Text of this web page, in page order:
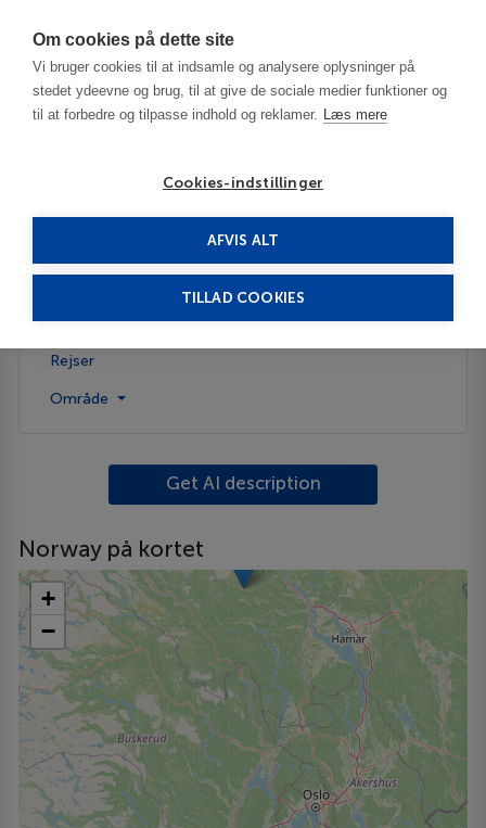
Om cookies på dette site
Vi bruger cookies til at indsamle og analysere oplysninger på
stedet ydeevne og brug, til at give de sociale medier funktioner og
til at forbedre og tilpasse indhold og reklamer. Læs mere
Cookies-indstillinger
AFVIS ALT
TILLAD COOKIES
About the country
Rejser
Område
Get AI description
Norway på kortet
+
−